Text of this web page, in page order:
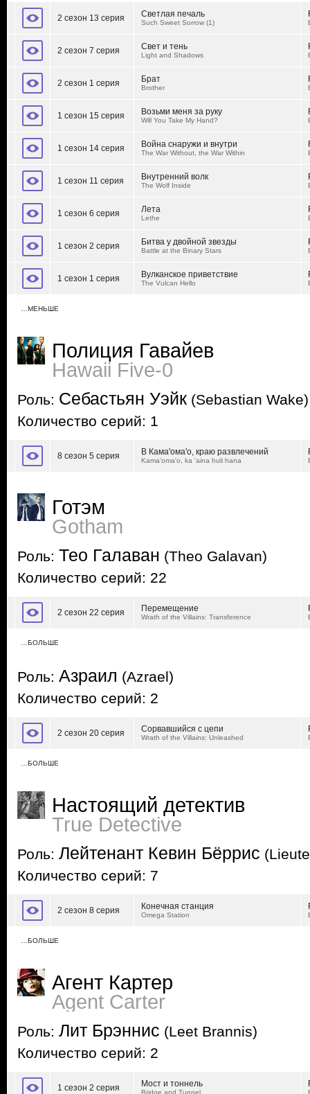
2 сезон 13 серия Светлая печаль
Such Sweet Sorrow (1)
2 сезон 7 серия Свет и тень
Light and Shadows
2 сезон 1 серия Брат
Brother
1 сезон 15 серия Возьми меня за руку
Will You Take My Hand?
1 сезон 14 серия Война снаружи и внутри
The War Without, the War Within
1 сезон 11 серия Внутренний волк
The Wolf Inside
1 сезон 6 серия Лета
Lethe
1 сезон 2 серия Битва у двойной звезды
Battle at the Binary Stars
1 сезон 1 серия Вулканское приветствие
The Vulcan Hello
…МЕНЬШЕ
Полиция Гавайев
Hawaii Five-0
Роль: Себастьян Уэйк (Sebastian Wake)
Количество серий: 1
8 сезон 5 серия В Кама'ома'о, краю развлечений
Kama'oma'o, ka 'aina huli hana
Готэм
Gotham
Роль: Тео Галаван (Theo Galavan)
Количество серий: 22
2 сезон 22 серия Перемещение
Wrath of the Villains: Transference
…БОЛЬШЕ
Роль: Азраил (Azrael)
Количество серий: 2
2 сезон 20 серия Сорвавшийся с цепи
Wrath of the Villains: Unleashed
…БОЛЬШЕ
Настоящий детектив
True Detective
Роль: Лейтенант Кевин Бёррис
Количество серий: 7
2 сезон 8 серия Конечная станция
Omega Station
…БОЛЬШЕ
Агент Картер
Agent Carter
Роль: Лит Брэннис (Leet Brannis)
Количество серий: 2
1 сезон 2 серия Мост и тоннель
Bridge and Tunnel